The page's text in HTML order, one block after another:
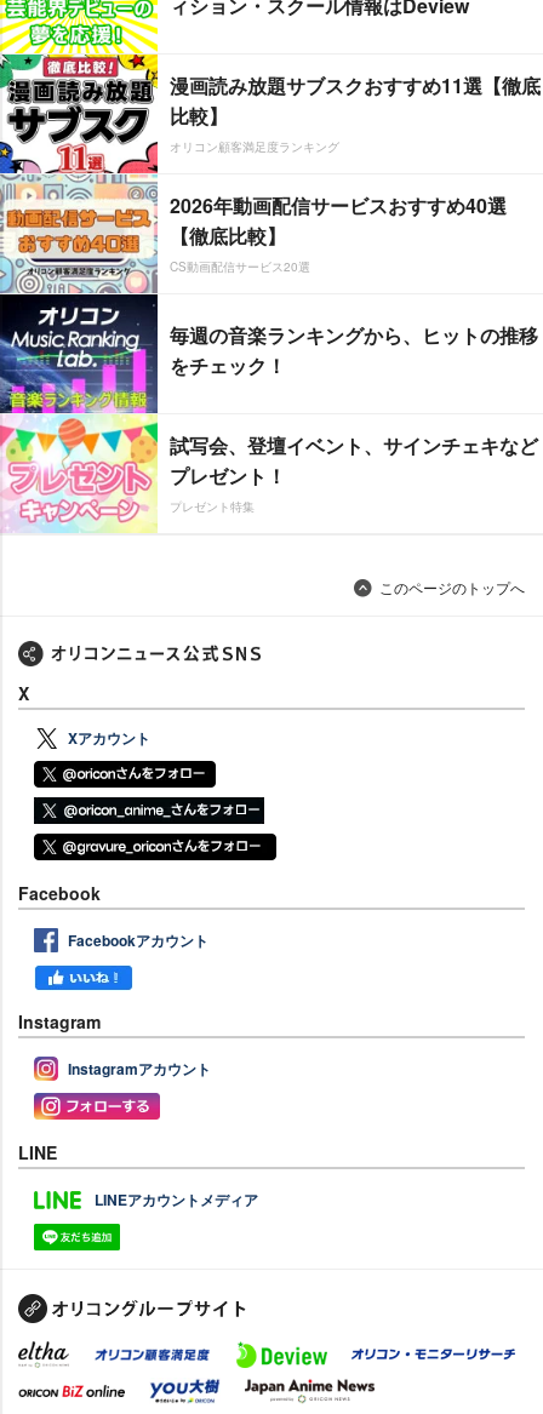
漫画読み放題サブスクおすすめ11選【徹底
比較】
オリコン顧客満足度ランキング
2026年動画配信サービスおすすめ40選
【徹底比較】
CS動画配信サービス20選
毎週の音楽ランキングから、ヒットの推移
をチェック！
試写会、登壇イベント、サインチェキなど
プレゼント！
プレゼント特集
このページのトップへ
X
Xアカウント
Facebook
Facebookアカウント
Instagram
Instagramアカウント
LINE
LINEアカウントメディア